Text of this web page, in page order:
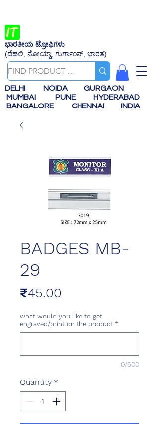
ಭಾರತೀಯ ಟ್ರೋಫಿಗಳು
(ದೆಹಲಿ, ನೋಯ್ಡಾ, ಗುರ್ಗಾಂವ್, ಭಾರತ)
DELHI NOIDA
GURGAON
MUMBAI
PUNE
HYDERABAD
BANGALORE
CHENNAI INDIA
BADGES MB-
29
₹45.00
what would you like to get
engraved/print on the product *
0/500
Quantity *